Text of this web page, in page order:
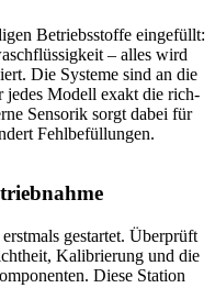
Betriebs­stoffe einge­füllt:
– alles wird
Die Systeme sind an die
jedes Modell exakt die rich­
Sensorik sorgt dabei für
Fehl­be­fül­lungen.
gestartet. Über­prüft
Kali­brie­rung und die
Diese Station